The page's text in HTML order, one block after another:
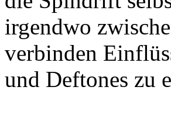
irgendwo
verbinden
und Deftones zu